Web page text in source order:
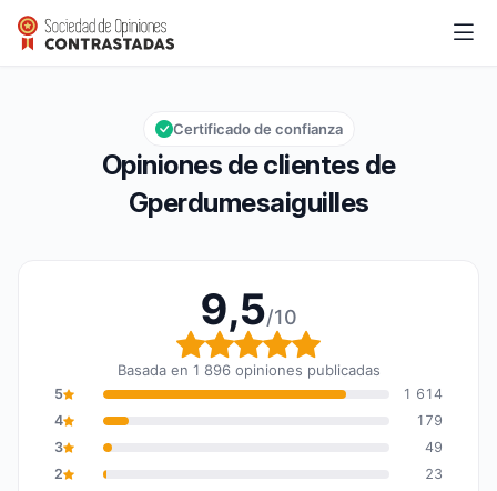
Gperdumesaiguilles
Calificación global: 9,5 de 10
9,5/10
Opiniones de clientes de
Gperdumesaiguilles
Certificado de confianza
9,5/10
Calificación global: 9,5
Basada en 1 896 opiniones publicadas
5
1 614
4
179
3
49
2
23